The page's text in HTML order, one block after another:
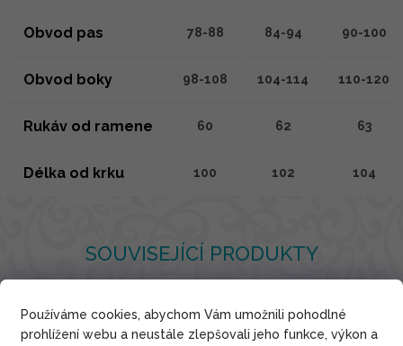
Používáme cookies, abychom Vám umožnili pohodlné
prohlížení webu a neustále zlepšovali jeho funkce, výkon a
SOUVISEJÍCÍ PRODUKTY
Obvod pas 78-88 84-94 90-100
Obvod boky 98-108 104-114 110-120
Rukáv od ramene 60 62 63
Délka od krku 100 102 104